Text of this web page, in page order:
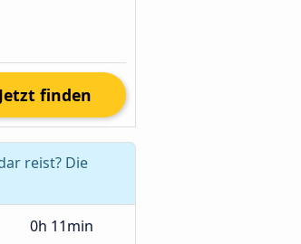
Jetzt finden
reist? Die
0h 11min